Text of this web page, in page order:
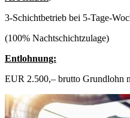
3-Schichtbetrieb bei 5-Tage-
(100% Nachtschichtzulage)
Entlohnung:
EUR 2.500,– brutto Grundlohn